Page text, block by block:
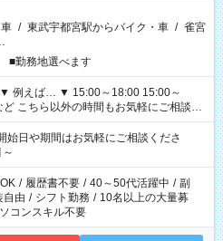
/ 東武宇都宮駅からバイク・車 / 雀宮
■勤務地選べます
談く
日や期間はお気軽にご相談くださ
/ 履歴書不要 / 40～50代活躍中 / 副
自由 / シフト勤務 / 10名以上の大量募
コンスキル不要